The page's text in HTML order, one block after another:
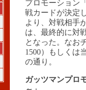
プロモーション
戦カードが決定
より、対戦相手
は、最終的に対
となった。なお
1500）もしくは
の通り。
ガッツマンプロ